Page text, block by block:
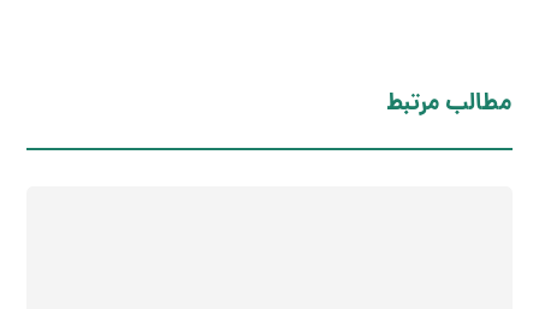
مطالب مرتبط